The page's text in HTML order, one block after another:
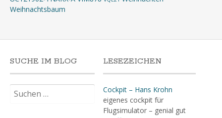
Weihnachtsbaum
SUCHE IM BLOG
nach:
LESEZEICHEN
Cockpit – Hans Krohn
eigenes cockpit für
Flugsimulator – genial gut